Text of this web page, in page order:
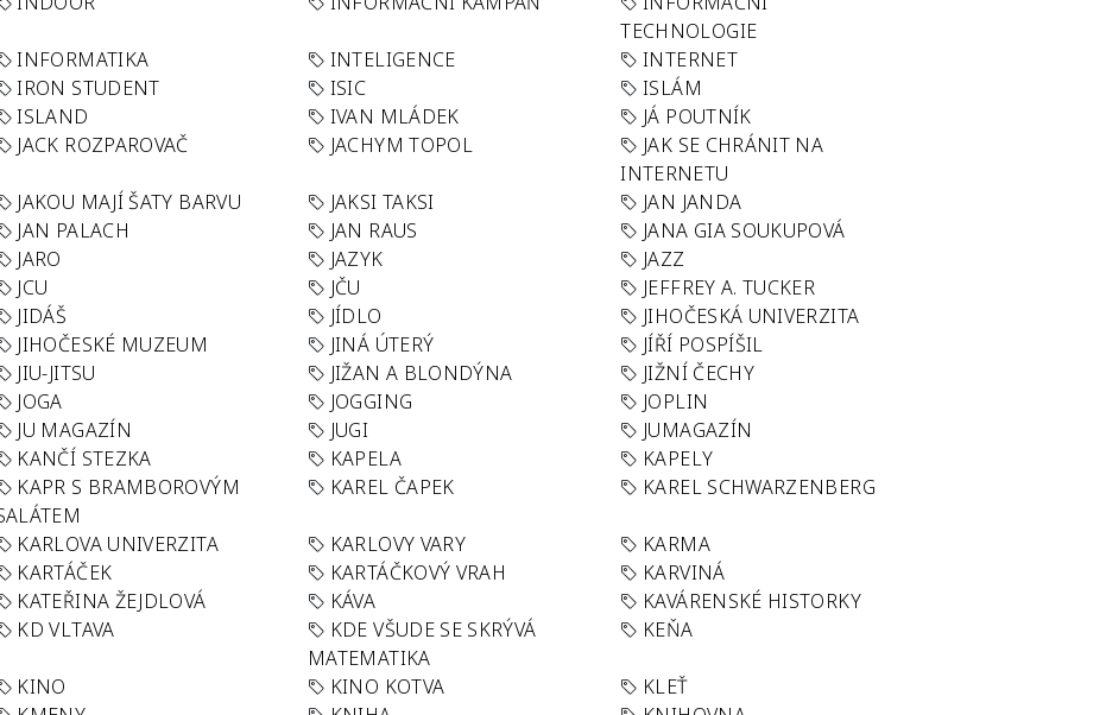
TECHNOLOGIE
INFORMATIKA INTELIGENCE
INTERNET
IRON STUDENT ISIC
ISLÁM
ISLAND IVAN MLÁDEK
JÁ POUTNÍK
JACK ROZPAROVAČ JACHYM TOPOL
JAK SE CHRÁNIT NA
INTERNETU
JAKOU MAJÍ ŠATY BARVU JAKSI TAKSI
JAN JANDA
JAN PALACH JAN RAUS
JANA GIA SOUKUPOVÁ
JARO JAZYK
JAZZ
JCU JČU
JEFFREY A. TUCKER
JIDÁŠ JÍDLO
JIHOČESKÁ UNIVERZITA
JIHOČESKÉ MUZEUM JINÁ ÚTERÝ
JÍŘÍ POSPÍŠIL
JIU-JITSU JIŽAN A BLONDÝNA
JIŽNÍ ČECHY
JOGA JOGGING
JOPLIN
JU MAGAZÍN JUGI
JUMAGAZÍN
KANČÍ STEZKA KAPELA
KAPELY
KAPR S BRAMBOROVÝM
KAREL ČAPEK KAREL SCHWARZENBERG
KARLOVA UNIVERZITA KARLOVY VARY
KARMA
KARTÁČEK KARTÁČKOVÝ VRAH
KARVINÁ
KATEŘINA ŽEJDLOVÁ KÁVA
KAVÁRENSKÉ HISTORKY
KD VLTAVA
KDE VŠUDE SE SKRÝVÁ
MATEMATIKA
KEŇA
KINO KINO KOTVA
KLEŤ